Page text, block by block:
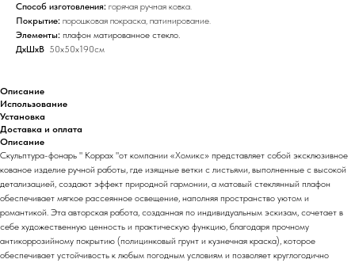
Способ изготовления: горячая ручная ковка.
Покрытие: порошковая покраска, патинирование.
Элементы: плафон матированное стекло.
ДхШхВ 50х50х190см
Описание
Использование
Установка
Доставка и оплата
Описание
Скульптура-фонарь " Коррах "от компании «Хомикс» представляет собой эксклюзивное
кованое изделие ручной работы, где изящные ветки с листьями, выполненные с высокой
детализацией, создают эффект природной гармонии, а матовый стеклянный плафон
обеспечивает мягкое рассеянное освещение, наполняя пространство уютом и
романтикой. Эта авторская работа, созданная по индивидуальным эскизам, сочетает в
себе художественную ценность и практическую функцию, благодаря прочному
антикоррозийному покрытию (полицинковый грунт и кузнечная краска), которое
обеспечивает устойчивость к любым погодным условиям и позволяет круглогодично